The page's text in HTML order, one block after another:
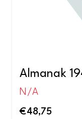
Almanak
N/A
€48,75